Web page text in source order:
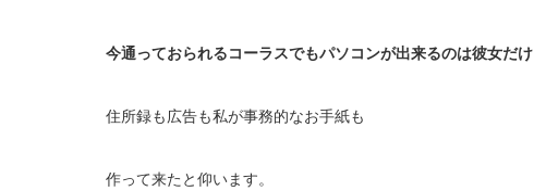
今通っておられるコーラスでもパソコンが出来るのは彼女だけ
住所録も広告も私が事務的なお手紙も
作って来たと仰います。